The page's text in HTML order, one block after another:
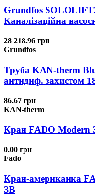
Grundfos
Каналізаційна
28 218.96 грн
Grundfos
Труба KAN-therm
антидиф. захистом
86.67 грн
KAN-therm
Кран FADO Modern
0.00 грн
Fado
Кран-американка
ЗВ